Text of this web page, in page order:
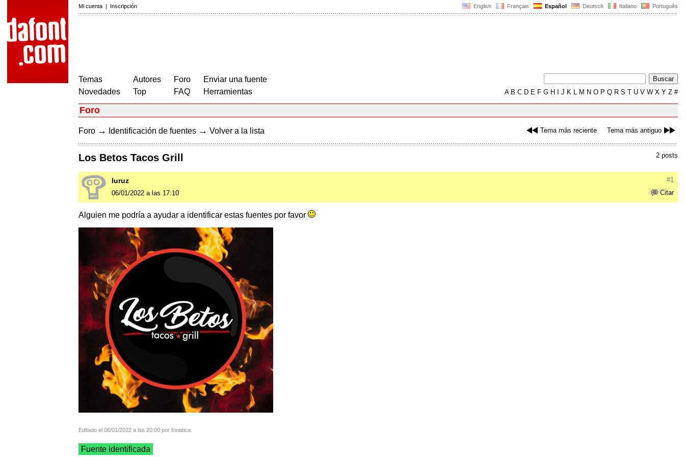
English Français Español Deutsch Italiano Português
Mi cuenta | Inscripción
Temas
Novedades
Autores
Top
Foro
FAQ
Enviar una fuente
Herramientas
AB C D E F G H J K L M N O P Q R S T U V W X Y Z #
Foro
Tema más reciente Tema más antiguo
Foro → Identificación de fuentes → Volver a la lista
2 posts
Los Betos Tacos Grill
#1
luruz
Citar
06/01/2022 a las 17:10
Alguien me podría a ayudar a identificar estas fuentes por favor
Editado el 06/01/2022 a las 20:00 por fonatica
Fuente identificada